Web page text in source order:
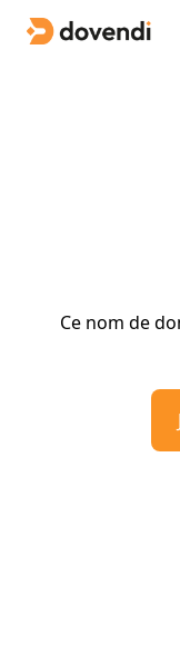
Ce nom de